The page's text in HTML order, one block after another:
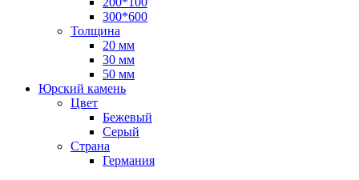
300*600
Толщина
20 мм
30 мм
50 мм
Юрский камень
Цвет
Бежевый
Серый
Страна
Германия